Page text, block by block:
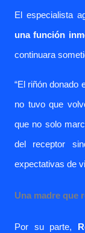
El especialista
una función
continuara
“El riñón donado
no tuvo que
que no solo
del receptor
expectativas de
Una madre que
Por su parte,